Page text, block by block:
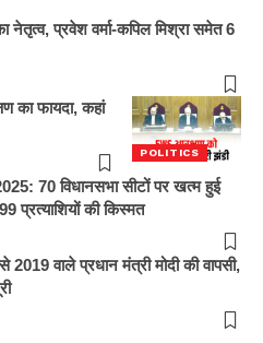
प्रवेश वर्मा-कपिल मिश्रा समेत 6
POLITICS
का फायदा, कहां
70 विधानसभा सीटों पर खत्म हुई
प्रत्याशियों की किस्मत
वाले प्रधान मंत्री मोदी की वापसी,